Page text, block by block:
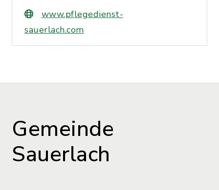
www.pflegedienst-
sauerlach.com
Gemeinde
Sauerlach